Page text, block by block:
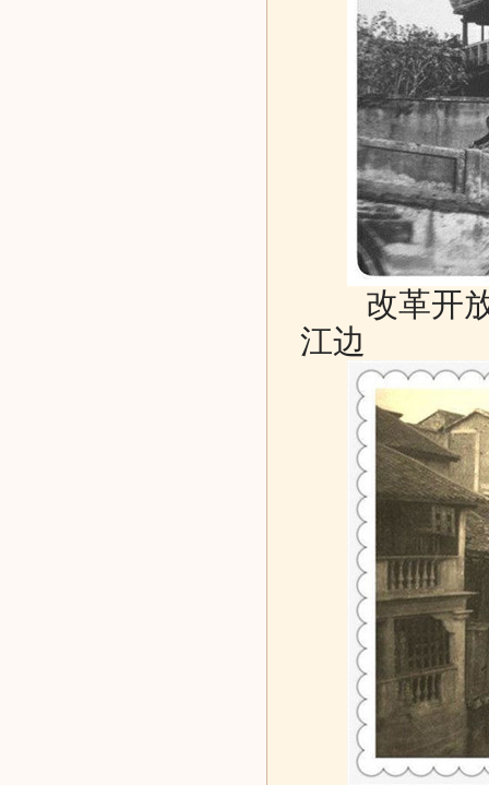
改革开
江边